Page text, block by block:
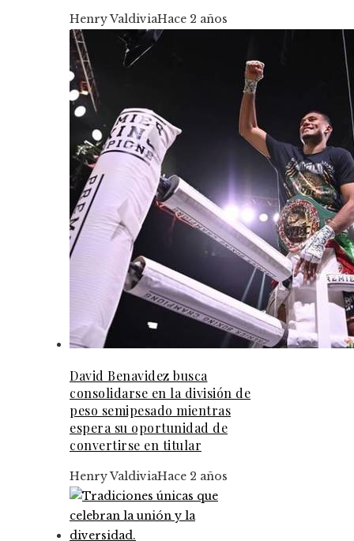
Henry ValdiviaHace 2 años
David Benavidez busca
consolidarse en la división de
peso semipesado mientras
espera su oportunidad de
convertirse en titular
Henry ValdiviaHace 2 años